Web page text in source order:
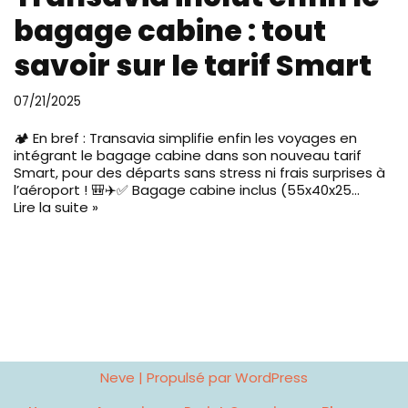
bagage cabine : tout
savoir sur le tarif Smart
07/21/2025
🏕️ En bref : Transavia simplifie enfin les voyages en
intégrant le bagage cabine dans son nouveau tarif
Smart, pour des départs sans stress ni frais surprises à
l’aéroport ! 🎒✈️✅ Bagage cabine inclus (55x40x25…
Lire la suite »
Neve | Propulsé parWordPress